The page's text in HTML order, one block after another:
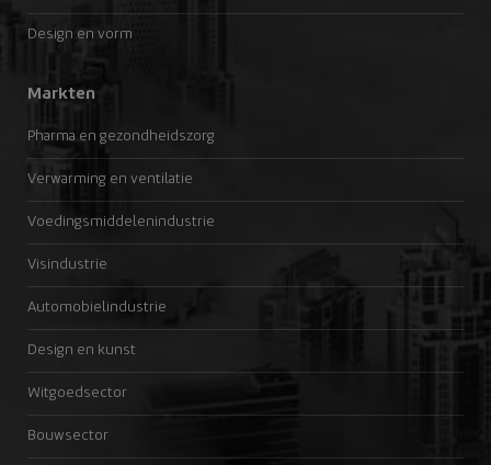
Design en vorm
Markten
Pharma en gezondheidszorg
Verwarming en ventilatie
Voedingsmiddelenindustrie
Visindustrie
Automobielindustrie
Design en kunst
Witgoedsector
Bouwsector